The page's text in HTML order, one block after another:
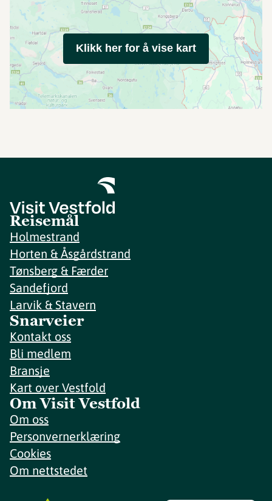
Klikk her for å vise kart
Reisemål
Holmestrand
Horten & Åsgårdstrand
Tønsberg & Færder
Sandefjord
Larvik & Stavern
Snarveier
Kontakt oss
Bli medlem
Bransje
Kart over Vestfold
Om Visit Vestfold
Om oss
Personvernerklæring
Cookies
Om nettstedet